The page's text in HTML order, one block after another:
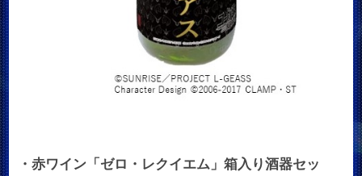
・赤ワイン「ゼロ・レクイエム」箱入り酒器セッ